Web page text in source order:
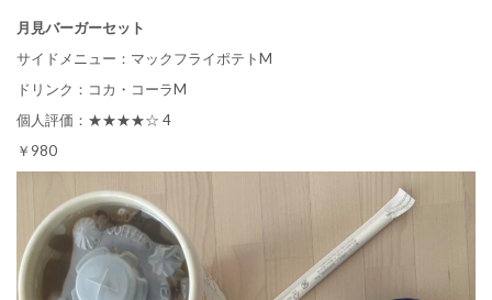
月見バーガーセット
サイドメニュー：マックフライポテトM
ドリンク：コカ・コーラM
個人評価：★★★★☆ 4
￥980